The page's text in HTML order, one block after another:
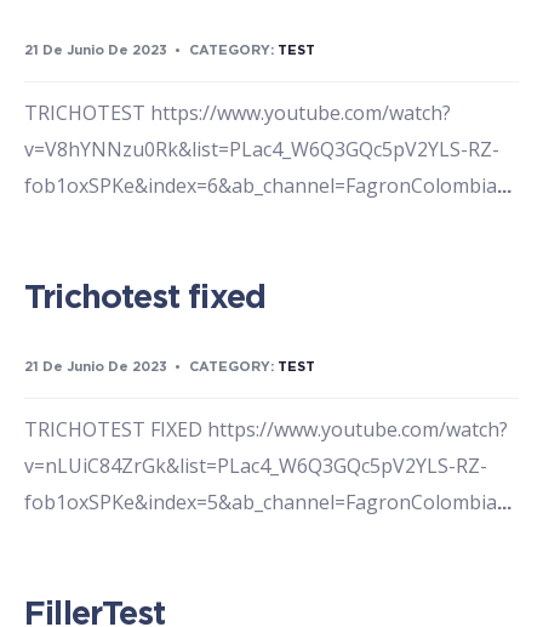
21 De Junio De 2023 • CATEGORY: TEST
TRICHOTEST https://www.youtube.com/watch?
v=V8hYNNzu0Rk&list=PLac4_W6Q3GQc5pV2YLS-RZ-
fob1oxSPKe&index=6&ab_channel=FagronColombia...
Trichotest fixed
21 De Junio De 2023 • CATEGORY: TEST
TRICHOTEST FIXED https://www.youtube.com/watch?
v=nLUiC84ZrGk&list=PLac4_W6Q3GQc5pV2YLS-RZ-
fob1oxSPKe&index=5&ab_channel=FagronColombia...
FillerTest